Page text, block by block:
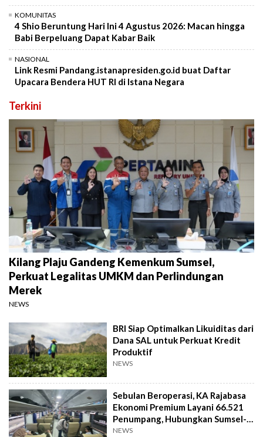
KOMUNITAS
4 Shio Beruntung Hari Ini 4 Agustus 2026: Macan hingga
Babi Berpeluang Dapat Kabar Baik
NASIONAL
Link Resmi Pandang.istanapresiden.go.id buat Daftar
Upacara Bendera HUT RI di Istana Negara
Terkini
Kilang Plaju Gandeng Kemenkum Sumsel,
Perkuat Legalitas UMKM dan Perlindungan
Merek
NEWS
BRI Siap Optimalkan Likuiditas dari
Dana SAL untuk Perkuat Kredit
Produktif
NEWS
Sebulan Beroperasi, KA Rajabasa
Ekonomi Premium Layani 66.521
Penumpang, Hubungkan Sumsel-
Lampung
NEWS